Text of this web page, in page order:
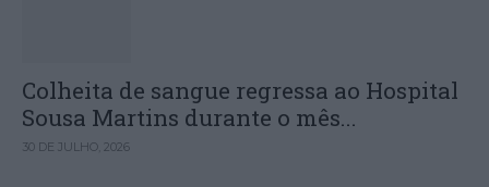
Colheita de sangue regressa ao Hospital
Sousa Martins durante o mês...
30 DE JULHO, 2026